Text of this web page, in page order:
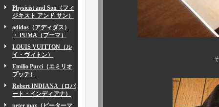
Physicist and Son（フィ
ジキスト アンド サン）
adidas（アディダス）
・ PUMA（プーマ）
LOUIS VUITTON（ル
イ・ヴィトン）
Emilio Pucci（エミリオ
プッチ）
Robert INDIANA（ロバ
ート・インディアナ）
peter max（ピーターマ
それでは待望のサ